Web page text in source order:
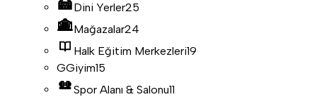
Dini Yerler25
Mağazalar24
Halk Eğitim Merkezleri19
GGiyim15
Spor Alanı & Salonu11